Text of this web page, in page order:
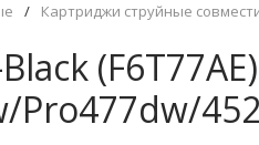
/ Картриджи струйные
Pro477dw/